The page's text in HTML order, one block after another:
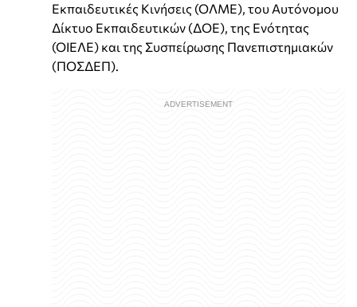
Εκπαιδευτικές Κινήσεις (ΟΛΜΕ), του Αυτόνομου
Δίκτυο Εκπαιδευτικών (ΔΟΕ), της Ενότητας
(ΟΙΕΛΕ) και της Συσπείρωσης Πανεπιστημιακών
(ΠΟΣΔΕΠ).